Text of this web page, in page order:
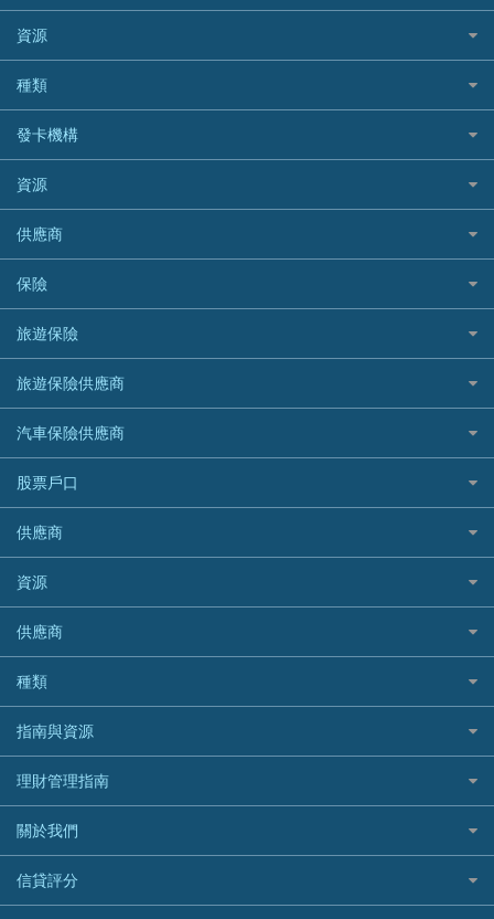
稅季/稅務貸款
網上貸款
結餘轉戶(清卡數貸款)
銀行貸款
財務公司貸款
免入息貸款
免TU貸款
急借錢
緊急貸款比較
最佳小額貸款比較
易批必批貸款
24小時貸款
最佳循環貸款
BEA 東亞銀行
BOC 中國銀行
Cashing Pro 優尚信貸
CCB(Asia) 中國建設銀行 (亞洲)
Citibank 花旗銀行
CNCBI 信銀國際
CreFIT 維信
DBS 星展銀行
DSB 大新銀行
HSBC 滙豐銀行貸款
K Cash 貸款
Mox 銀行
National Resources 中潤物業按揭
OCBC 華僑銀行
PrimeCredit 安信信貸
Promise 邦民日本財務
Rabbit Credit月兔信貸
Standard Chartered 渣打銀行
UA 亞洲聯合財務
WeLab Bank
WeLend 貸款
資源
如何申請個人貸款
如何管理個人貸款
個人貸款有用資訊
清卡數貸款教學
循環貸款教學
個人化貸款產品推介 🔥全新
供樓利息扣稅
最佳貸款app
種類
網購優惠
精選外幣網購信用卡
尊尚信用卡
公司信用卡
電子錢包信用卡
日本遊信用卡攻略
韓國遊信用卡攻略
台灣遊信用卡攻略
機場貴賓室信用卡
銀聯信用卡
高獎賞信用卡推薦
酒店信用卡
發卡機構
Citibank花旗銀行
AE美國運通
DBS星展銀行
HSBC滙豐銀行
Mox
信銀國際
大新銀行
恒生銀行
Standard Chartered渣打銀行
東亞銀行
SIM
Airwallex信用卡
資源
Black Friday優惠
淘寶付款方式
一田購物優惠日
SOGO感謝祭
HKTVmall優惠碼
交稅優惠
酒店優惠碼
機票優惠碼
供應商
八達通自動增值信用卡
保險
旅遊保險
汽車保險
家居保險
家傭保險
寵物保險
定期人壽保險
危疾保險
年金資訊
樓宇火險
旅遊保險
日本旅遊保險及資訊
泰國旅遊保險及資訊
台灣旅遊保險及資訊
韓國旅遊保險及資訊
歐洲旅遊保險及資訊
越南旅遊保險及資訊
澳洲旅遊保險及資訊
長者嘆世界
家庭親子遊
自駕遊比較
相機有得保
專為孕婦設計的最佳旅遊保險
最佳滑雪旅遊保險
最適合BB的旅遊保險
旅遊保險供應商
AXA 安盛
AIG 美亞
Allianz 安聯
Allied World 世聯
Avo
中國銀行
Bolttech 保特
Blue Cross 藍十字
中國平安
HSBC滙豐銀行
MSIG 三井住友
Prudential 保誠
QBE 昆士蘭
Starr
汽車保險供應商
大新汽車保險
中銀汽車保險
Allianz安聯汽車保險
bolttech保障汽車保險
Zurich蘇黎世汽車保險
QBE昆士蘭汽車保險
平安汽車保險
股票戶口
富途證券
IB盈透證券
老虎證券
uSMART 盈立證券
華盛証券
長橋證券
WeBull微牛證券
漲樂全球通｜華泰國際
OSL
供應商
富途牛牛好唔好？
Webull微牛證券好唔好？
Longbridge長橋證券好唔好？
老虎證券好唔好？
華盛証券好唔好？
漲樂全球通好唔好？
IB盈透證券好唔好？
盈立證券 uSMART 好唔好？
Stashaway好唔好？
資源
股票戶口開戶
證券行邊間好？
港股5隻高息ETF精選
什麼是ETF？
香港30大高息股排行
黃金ETF懶人包
最值得注意的比特幣ETF
選股策略：五步調查攻略
供應商
銀行戶口比較
尊尚銀行戶口
Citi Plus
中信銀行inMotion
Airwallex銀行
種類
定期存款
港元定存
人民幣定存
美元定存
英鎊定存
澳元定存
指南與資源
理財資訊
識慳識賺
債務管理
投資理財
置業安居
理財管理指南
常用相關詞彙
MoneyHero電子報
所有合作銀行或機構
關於我們
服務承諾
網上支援
信貸評分